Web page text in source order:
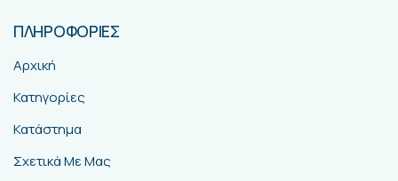
ΠΛΗΡΟΦΟΡΙΕΣ
Αρχική
Κατηγορίες
Κατάστημα
Σχετικά Με Μας